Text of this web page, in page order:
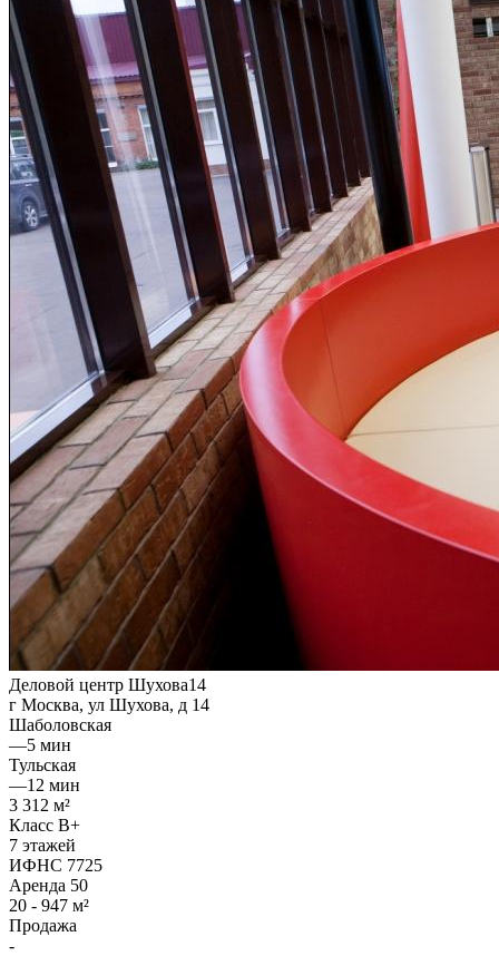
Деловой центр Шухова14
г Москва, ул Шухова, д 14
Шаболовская
—5 мин
Тульская
—12 мин
3 312 м²
Класс B+
7 этажей
ИФНС 7725
Аренда 50
20 - 947 м²
Продажа
-